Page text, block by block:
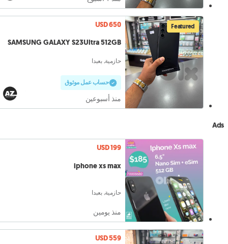
Featured
USD 650
SAMSUNG GALAXY S23Ultra 512GB
حازمية, بعبدا
حساب عمل موثوق
منذ أسبوعين
Ads
USD 199
iphone xs max
حازمية, بعبدا
منذ يومين
USD 559